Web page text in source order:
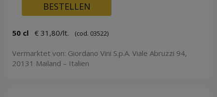
BESTELLEN
50 cl € 31,80/lt. (cod. 03522)
Vermarktet von: Giordano Vini S.p.A. Viale Abruzzi 94,
20131 Mailand – Italien